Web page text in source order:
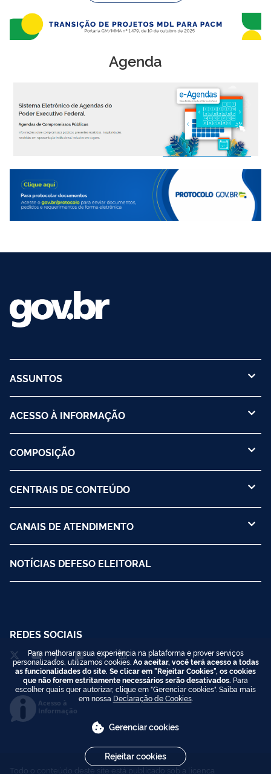
Agenda
ASSUNTOS
ACESSO À INFORMAÇÃO
COMPOSIÇÃO
CENTRAIS DE CONTEÚDO
CANAIS DE ATENDIMENTO
NOTÍCIAS DEFESO ELEITORAL
REDES SOCIAIS
Acesso à
Informação
Todo o conteúdo deste site está publicado sob a licença
Para melhorar a sua experiência na plataforma e prover serviços
personalizados, utilizamos cookies. Ao aceitar, você terá acesso a todas
as funcionalidades do site. Se clicar em "Rejeitar Cookies", os cookies
que não forem estritamente necessários serão desativados. Para
escolher quais quer autorizar, clique em "Gerenciar cookies". Saiba mais
em nossa Declaração de Cookies.
Gerenciar cookies
Rejeitar cookies